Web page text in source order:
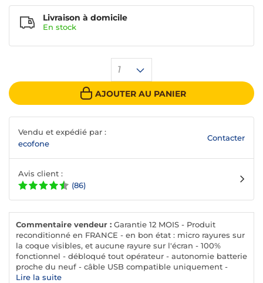
1
AJOUTER AU PANIER
Livraison à domicile
En stock
Vendu et expédié par :
ecofone
Contacter
Avis client :
(86)
Commentaire vendeur : Garantie 12 MOIS - Produit
reconditionné en FRANCE - en bon état : micro rayures sur
la coque visibles, et aucune rayure sur l'écran - 100%
fonctionnel - débloqué tout opérateur - autonomie batterie
proche du neuf - câble USB compatible uniquement -
expédition immédiate - boite générique avec facture
Lire la suite